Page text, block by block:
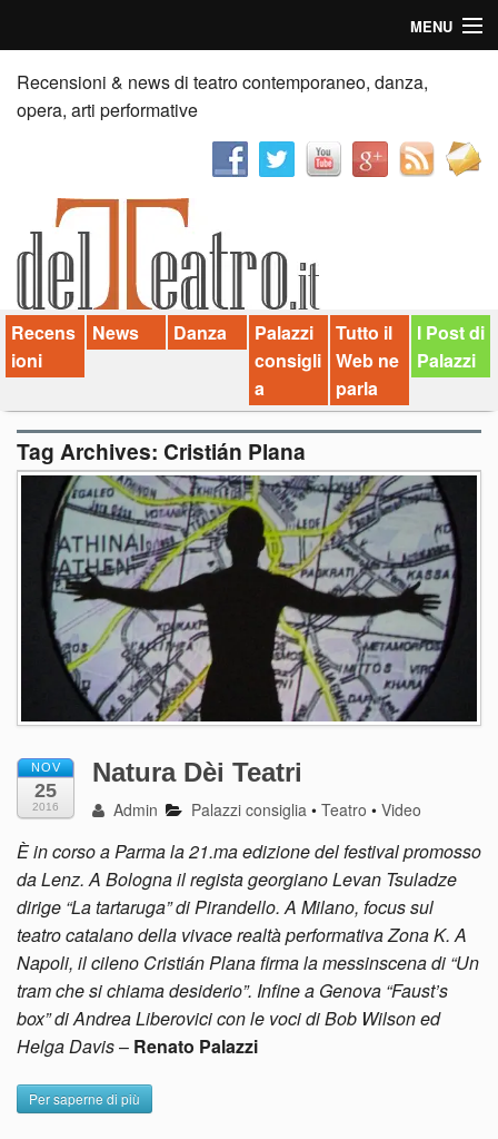
MENU
Home
Recensioni
News
Palazzi consiglia
Video
Chi siamo
Contatti
dT in English
Recensioni & news di teatro contemporaneo, danza,
opera, arti performative
Recens
ioni
News Danza
Palazzi
consigli
a
Tutto il
Web ne
parla
I Post di
Palazzi
Tag Archives: Cristián Plana
NOV
25
2016
Natura Dèi Teatri
Admin Palazzi consiglia •Teatro •Video
È in corso a Parma la 21.ma edizione del festival promosso
da Lenz. A Bologna il regista georgiano Levan Tsuladze
dirige “La tartaruga” di Pirandello. A Milano, focus sul
teatro catalano della vivace realtà performativa Zona K. A
Napoli, il cileno Cristián Plana firma la messinscena di “Un
tram che si chiama desiderio”. Infine a Genova “Faust’s
box” di Andrea Liberovici con le voci di Bob Wilson ed
Helga Davis– Renato Palazzi
Per saperne di più